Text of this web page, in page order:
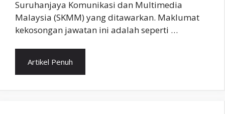
Suruhanjaya Komunikasi dan Multimedia
Malaysia (SKMM) yang ditawarkan. Maklumat
kekosongan jawatan ini adalah seperti …
Artikel Penuh